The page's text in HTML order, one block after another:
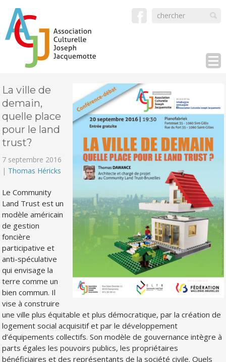
La ville de
demain,
quelle place
pour le land
trust?
7 septembre 2016
| Thomas Héricks
Le Community
Land Trust est un
modèle américain
de gestion
foncière
participative et
anti-spéculative
qui envisage la
terre comme un
bien commun. Il
vise à construire
une ville plus équitable et plus démocratique, par la création de
logement social acquisitif et par le développement
d’équipements collectifs. Son modèle de gouvernance intègre à
parts égales les pouvoirs publics, les propriétaires
bénéficiaires et des représentants de la société civile. Quels